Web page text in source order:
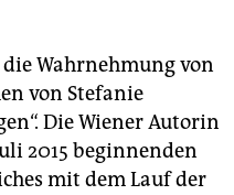
Wahrnehmung von
von Stefanie
Die Wiener Autorin
2015 beginnenden
mit dem Lauf der